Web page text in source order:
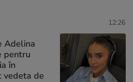
12:26
Adelina
pentru
în
vedeta de